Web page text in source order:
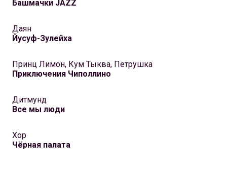
Башмачки JAZZ
Даян
Йусуф-Зулейха
Принц Лимон, Кум Тыква, Петрушка
Приключения Чиполлино
Дитмунд
Все мы люди
Хор
Чёрная палата